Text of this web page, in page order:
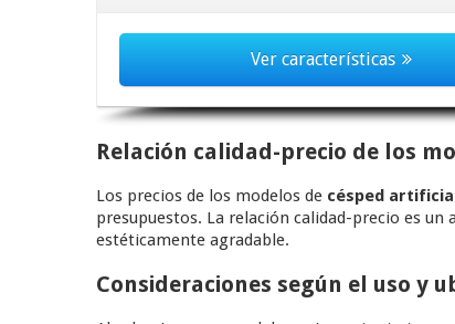
Ver características
Relación calidad-precio de los
Los precios de los modelos de césped
presupuestos. La relación calidad-precio es
estéticamente agradable.
Consideraciones según el uso y